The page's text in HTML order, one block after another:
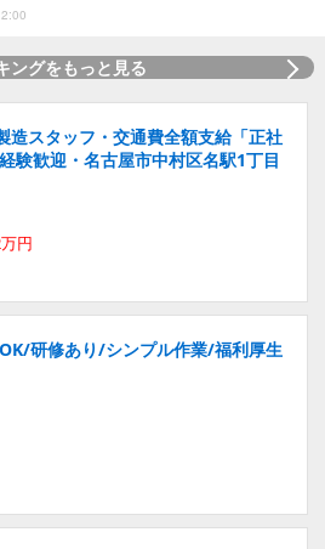
ングをもっと見る
造スタッフ・交通費全額支給「正社
験歓迎・名古屋市中村区名駅1丁目
円
研修あり/シンプル作業/福利厚生